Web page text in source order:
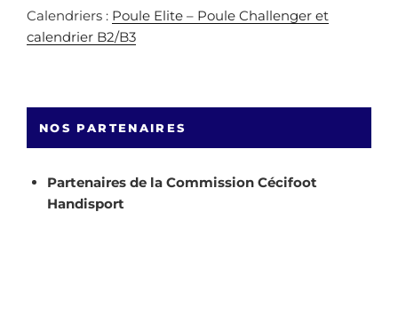
Calendriers : Poule Elite – Poule Challenger et
calendrier B2/B3
NOS PARTENAIRES
Partenaires de la Commission Cécifoot
Handisport